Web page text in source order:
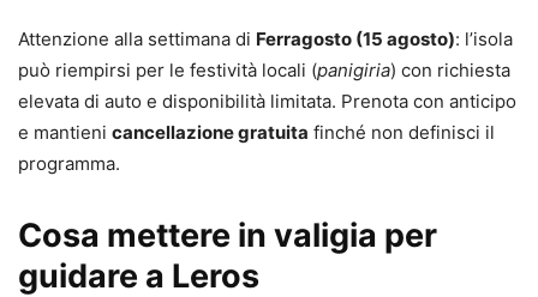
Attenzione alla settimana di Ferragosto (15 agosto): l’isola
può riempirsi per le festività locali (panigiria) con richiesta
elevata di auto e disponibilità limitata. Prenota con anticipo
e mantieni cancellazione gratuita finché non definisci il
programma.
Cosa mettere in valigia per
guidare a Leros